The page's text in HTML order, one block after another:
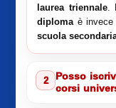
laurea triennale.
diplomaè invece
scuola
2
Posso
corsi